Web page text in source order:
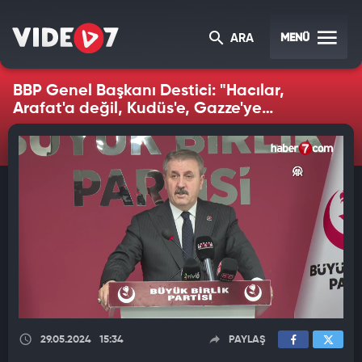
ARA MENÜ
BBP Genel Başkanı Destici: "Hacılar,
Arafat'a değil, Kudüs'e, Gazze'ye
yürüsünler"
29.05.2024 15:34 PAYLAŞ